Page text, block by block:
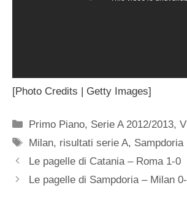
[Photo Credits | Getty Images]
Categorie
Primo Piano, Serie A 2012/2013,
Tag
Milan, risultati serie A, Sampdoria
Le pagelle di Catania – Roma 1-0
Le pagelle di Sampdoria – Milan